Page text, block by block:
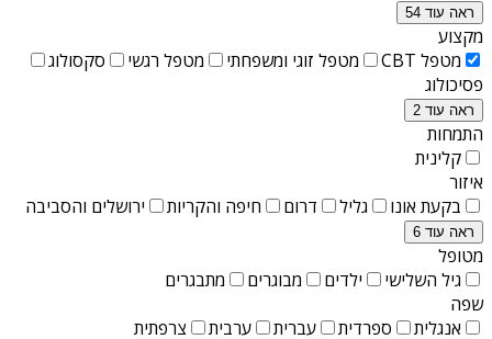
ראה עוד 54
מקצוע
מטפל CBT
מטפל זוגי ומשפחתי מטפל רגשי
סקסולוג
פסיכולוג
ראה עוד 2
התמחות
קלינית
איזור
בקעת אונו
גליל דרום חיפה והקריות ירושלים והסביבה
ראה עוד 6
מטופל
גיל השלישי
ילדים מבוגרים
מתבגרים
שפה
אנגלית
ספרדית עברית ערבית צרפתית